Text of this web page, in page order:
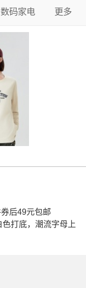
数码家电 更多
后49元包邮
打底，潮流字母上